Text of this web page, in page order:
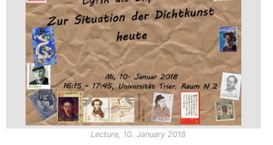
Fellows
Event
Archive
Book
Publications
Our
Lecture, 10. January 2018